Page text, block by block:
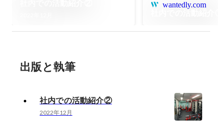
wantedly.com
出版と執筆
社内での活動紹介②
2022年12月